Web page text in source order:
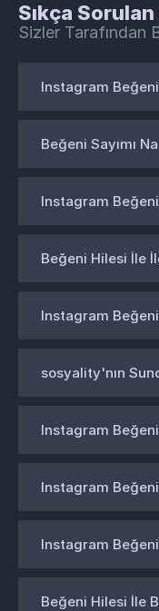
Sıkça
Sizler Tarafından
Instagram
Beğeni Sayımı
Instagram
Beğeni Hilesi İle
Instagram
sosyality'nın
Instagram Beğeni
Instagram
Instagram
Beğeni Hilesi İle